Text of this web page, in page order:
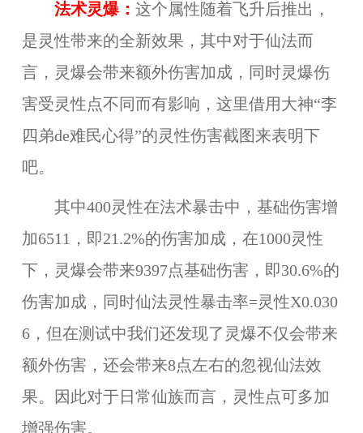
法术灵爆： 这个属性随着飞升后推出，
是灵性带来的全新效果，其中对于仙法而
言，灵爆会带来额外伤害加成，同时灵爆伤
害受灵性点不同而有影响，这里借用大神“李
四弟de难民心得”的灵性伤害截图来表明下
吧。
其中400灵性在法术暴击中，基础伤害增
加6511，即21.2%的伤害加成，在1000灵性
下，灵爆会带来9397点基础伤害，即30.6%的
伤害加成，同时仙法灵性暴击率=灵性X0.030
6，但在测试中我们还发现了灵爆不仅会带来
额外伤害，还会带来8点左右的忽视仙法效
果。因此对于日常仙族而言，灵性点可多加
增强伤害。